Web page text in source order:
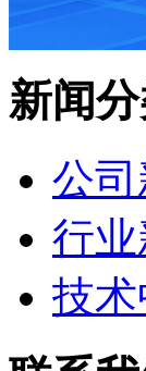
新闻
公司
行业
技